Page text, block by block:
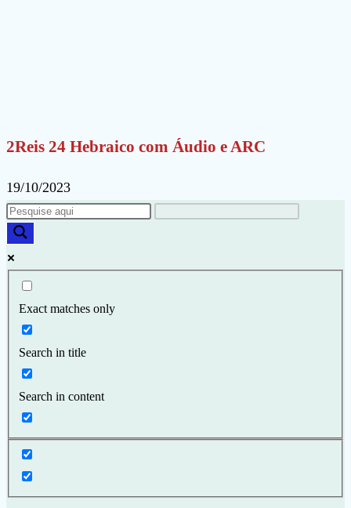
2Reis 24 Hebraico com Áudio e ARC
19/10/2023
Exact matches only
Search in title
Search in content